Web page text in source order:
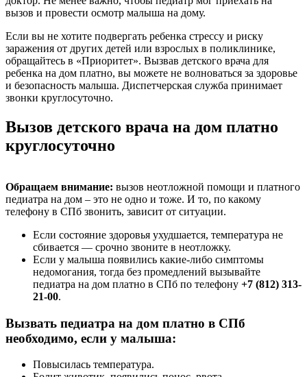
вызов и провести осмотр малыша на дому.
Если вы не хотите подвергать ребенка стрессу и риску
заражения от других детей или взрослых в поликлинике,
обращайтесь в «Приоритет». Вызвав детского врача для
ребенка на дом платно, вы можете не волноваться за здоровье
и безопасность малыша. Диспетчерская служба принимает
звонки круглосуточно.
Вызов детского врача на дом платно
круглосуточно
Обращаем внимание: вызов неотложной помощи и платного
педиатра на дом – это не одно и тоже. И то, по какому
телефону в СПб звонить, зависит от ситуации.
Если состояние здоровья ухудшается, температура не
сбивается — срочно звоните в неотложку.
Если у малыша появились какие-либо симптомы
недомогания, тогда без промедлений вызывайте
педиатра на дом платно в СПб по телефону +7 (812) 313-
21-00.
Вызвать педиатра на дом платно в СПб
необходимо, если у малыша:
Повысилась температура.